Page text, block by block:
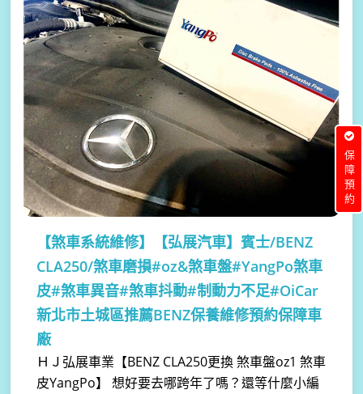
【煞車系統維修】
【弘展汽車】賓士/BENZ
CLA250/煞車磨損#oz&煞車盤#YangPo煞車
皮#煞車異音#煞車抖動#制動力不足#OiCar
新北市土城區推薦BENZ保養維修預約保障車
廠
ＨＪ弘展車業【BENZ CLA250更換 煞車盤oz1 煞車
皮YangPo】 想好要去哪跨年了嗎？還等什麼小編
保障預約